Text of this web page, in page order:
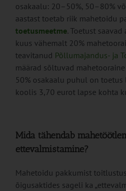
osakaalu: 20–50%, 50–80%
aastast toetab riik mahetoidu
toetusmeetme. Toetust saavad
kuus vähemalt 20%
teavitanud Põllumajandus- ja
määrad sõltuvad
50% osakaalu puhul on toetus
koolis 3,70 eurot lapse kohta
Mida tähendab
ettevalmistamine?
Mahetoidu pakkumist
õigusaktides sageli ka